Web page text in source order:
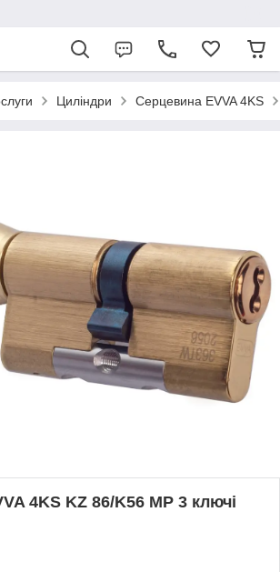
Циліндри Серцевина EVVA 4KS
4KS KZ 86/K56 MP 3 ключі